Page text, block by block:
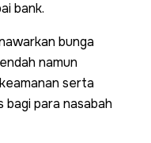
bank.
bunga
namun
serta
bagi para nasabah